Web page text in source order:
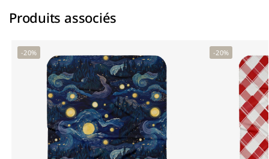
Produits associés
-20% -20%